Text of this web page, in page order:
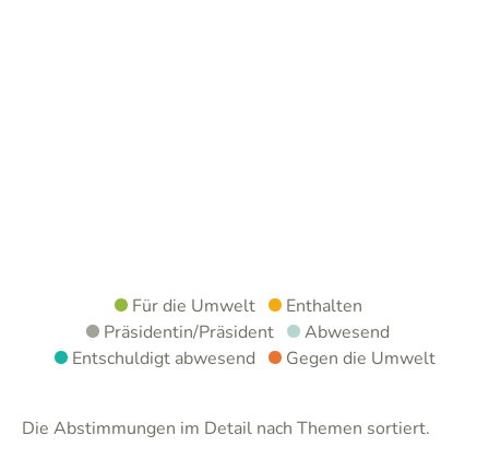
Für die Umwelt
Enthalten
Präsidentin/Präsident
Abwesend
Entschuldigt abwesend
Gegen die Umwelt
Die Abstimmungen im Detail nach Themen sortiert.